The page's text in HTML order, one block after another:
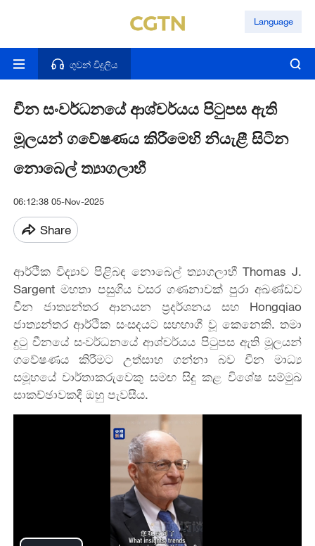
Language
ගුවන් විදුලිය
චීන සංවර්ධනයේ ආශ්චර්යය පිටුපස ඇති
මූලයන් ගවේෂණය කිරීමෙහි නියැළී සිටින
නොබෙල් ත්‍යාගලාභී
06:12:38 05-Nov-2025
Share
ආර්ථික විද්‍යාව පිළිබඳ නොබෙල් ත්‍යාගලාභී Thomas J.
Sargent මහතා පසුගිය වසර ගණනාවක් පුරා අඛණ්ඩව
චීන ජාත්‍යන්තර ආනයන ප්‍රදර්ශනය සහ Hongqiao
ජාත්‍යන්තර ආර්ථික සංසදයට සහභාගී වූ කෙනෙකි. තමා
දුටු චීනයේ සංවර්ධනයේ ආශ්චර්යය පිටුපස ඇති මූලයන්
ගවේෂණය කිරීමට උත්සාහ ගන්නා බව චීන මාධ්‍ය
සමූහයේ වාර්තාකරුවෙකු සමඟ සිදු කළ විශේෂ සම්මුඛ
සාකච්ඡාවකදී ඔහු පැවසීය.